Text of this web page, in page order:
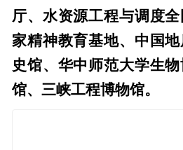
厅、水资源工程与调度
家精神教育基地、中国
史馆、华中师范大学生
馆、三峡工程博物馆。